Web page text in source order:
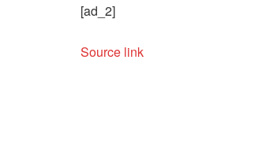
[ad_2]
Source link